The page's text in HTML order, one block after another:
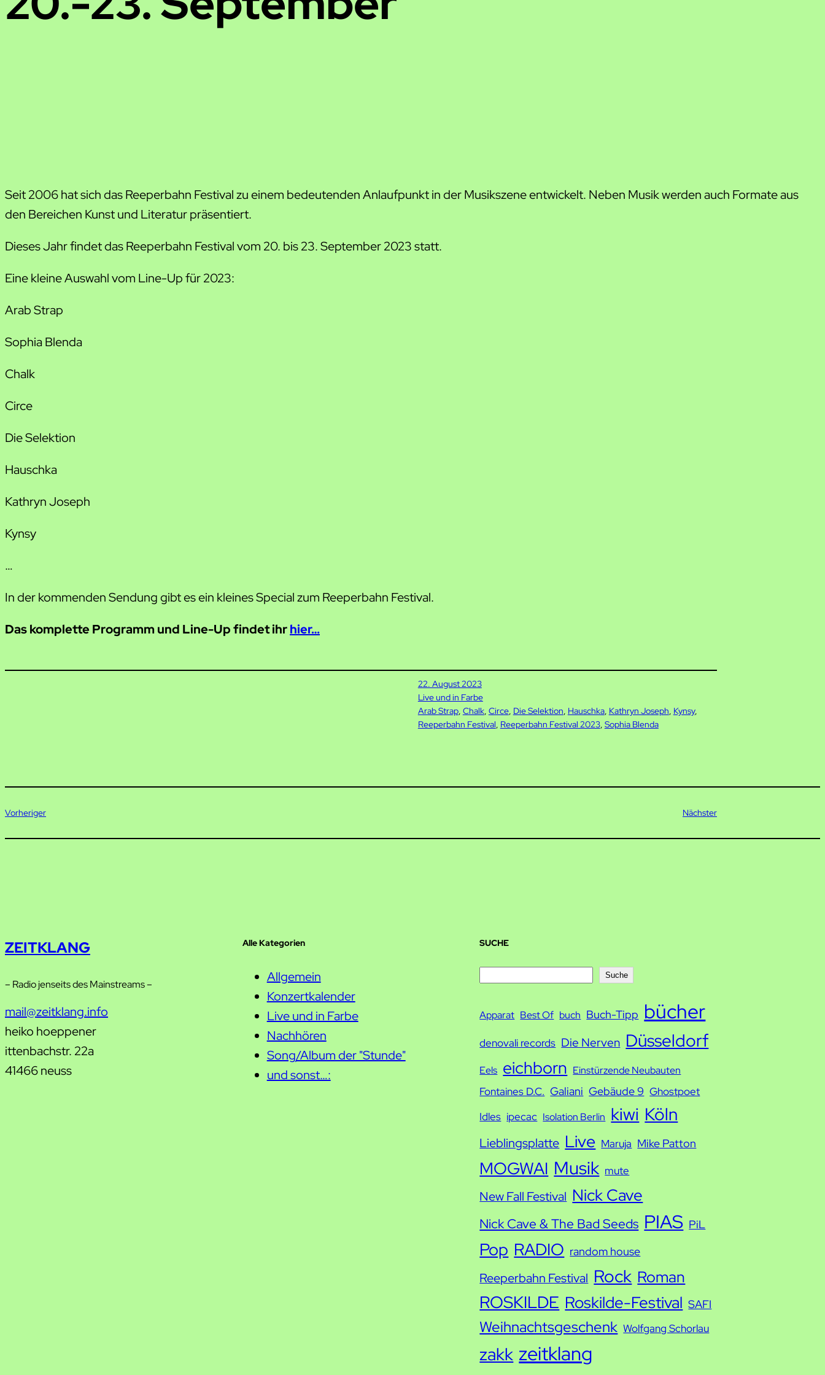
Seit 2006 hat sich das Reeperbahn Festival zu einem bedeutenden Anlaufpunkt in der Musikszene entwickelt. Neben Musik werden auch Formate aus
den Bereichen Kunst und Literatur präsentiert.
Dieses Jahr findet das Reeperbahn Festival vom 20. bis 23. September 2023 statt.
Eine kleine Auswahl vom Line-Up für 2023:
Arab Strap
Sophia Blenda
Chalk
Circe
Die Selektion
Hauschka
Kathryn Joseph
Kynsy
…
In der kommenden Sendung gibt es ein kleines Special zum Reeperbahn Festival.
Das komplette Programm und Line-Up findet ihrhier…
22. August 2023
Live und in Farbe
Arab Strap, Chalk, Circe, Die Selektion, Hauschka, Kathryn Joseph, Kynsy
Reeperbahn Festival, Reeperbahn Festival 2023, Sophia Blenda
Vorheriger Nächster
ZEITKLANG
– Radio jenseits des Mainstreams –
mail@zeitklang.info
heiko hoeppener
ittenbachstr. 22a
41466 neuss
Alle Kategorien
Allgemein
Konzertkalender
Live und in Farbe
Nachhören
Song/Album der "Stunde"
und sonst…:
SUCHE
c
Suche
Apparat Best Of buch Buch-Tipp bücher
denovali records Die Nerven Düsseldorf
Eels eichborn Einstürzende Neubauten
Fontaines D.C. Galiani Gebäude 9 Ghostpoet
Idles ipecac Isolation Berlin kiwi Köln
Lieblingsplatte Live Maruja Mike Patton
MOGWAI Musik mute
New Fall Festival Nick Cave
Nick Cave & The Bad Seeds PIAS PiL
Pop RADIO random house
Reeperbahn Festival Rock Roman
ROSKILDE Roskilde-Festival SAFI
Weihnachtsgeschenk Wolfgang Schorlau
zakk zeitklang